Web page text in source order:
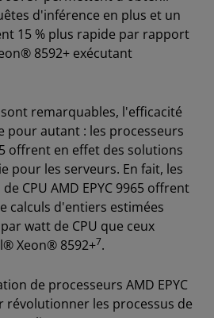
d'inférence en plus et un
15 % plus rapide par rapport
8592+ exécutant
remarquables, l'efficacité
pour autant : les processeurs
offrent en effet des solutions
pour les serveurs. En fait, les
CPU AMD EPYC 9965 offrent
calculs d'entiers estimées
watt de CPU que ceux
Xeon® 8592+7.
de processeurs AMD EPYC
révolutionner les processus de